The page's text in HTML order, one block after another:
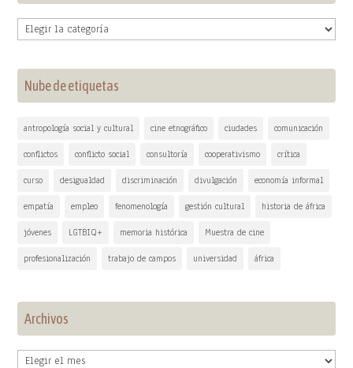
Temas
Nube de etiquetas
antropología social y cultural cine etnográfico ciudades comunicación
conflictos conflicto social consultoría cooperativismo crítica
curso desigualdad discriminación divulgación economía informal
empatía empleo fenomenología gestión cultural historia de áfrica
jóvenes LGTBIQ+ memoria histórica Muestra de cine
profesionalización trabajo de campos universidad áfrica
Archivos
Archivos